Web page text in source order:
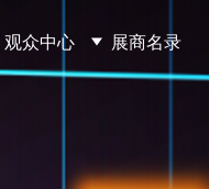
观众中心 展商名录